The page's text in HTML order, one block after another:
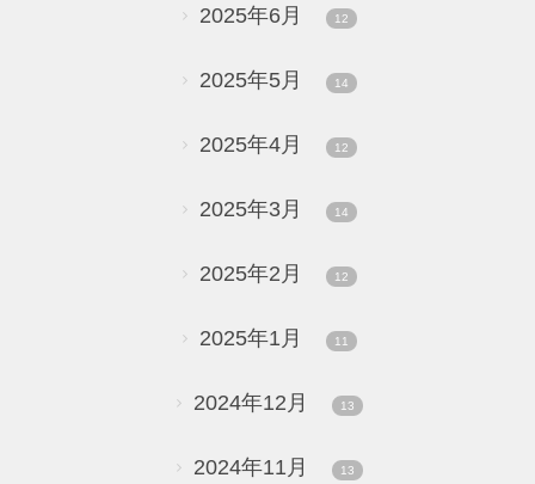
2025年6月 12
2025年5月 14
2025年4月 12
2025年3月 14
2025年2月 12
2025年1月 11
2024年12月 13
2024年11月 13